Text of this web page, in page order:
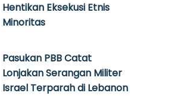
Hentikan Eksekusi Etnis
Minoritas
Pasukan PBB Catat
Lonjakan Serangan Militer
Israel Terparah di Lebanon